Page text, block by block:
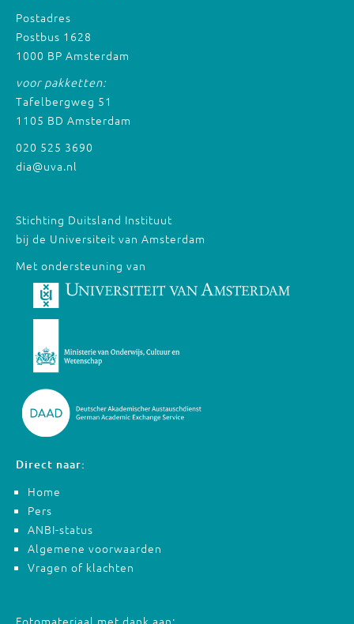
Postadres
Postbus 1628
1000 BP Amsterdam
voor pakketten:
Tafelbergweg 51
1105 BD Amsterdam
020 525 3690
dia@uva.nl
Stichting Duitsland Instituut
bij de Universiteit van Amsterdam
Met ondersteuning van
Direct naar:
Home
Pers
ANBI-status
Algemene voorwaarden
Vragen of klachten
Fotomateriaal met dank aan: